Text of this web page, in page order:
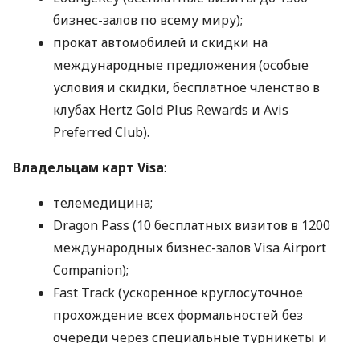
бизнес-залов по всему миру);
прокат автомобилей и скидки на
международные предложения (особые
условия и скидки, бесплатное членство в
клубах Hertz Gold Plus Rewards и Avis
Preferred Club).
Владельцам карт Visa:
телемедицина;
Dragon Pass (10 бесплатных визитов в 1200
международных бизнес-залов Visa Airport
Companion);
Fast Track (ускоренное круглосуточное
прохождение всех формальностей без
очереди через специальные турникеты и